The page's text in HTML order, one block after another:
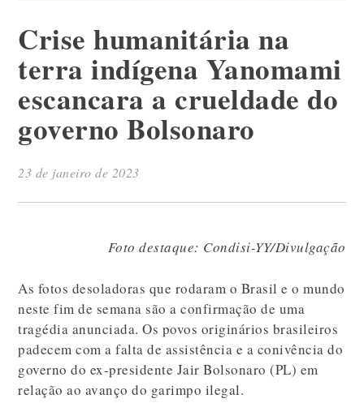
Crise humanitária na
terra indígena Yanomami
escancara a crueldade do
governo Bolsonaro
23 de janeiro de 2023
Foto destaque: Condisi-YY/Divulgação
As fotos desoladoras que rodaram o Brasil e o mundo
neste fim de semana são a confirmação de uma
tragédia anunciada. Os povos originários brasileiros
padecem com a falta de assistência e a conivência do
governo do ex-presidente Jair Bolsonaro (PL) em
relação ao avanço do garimpo ilegal.